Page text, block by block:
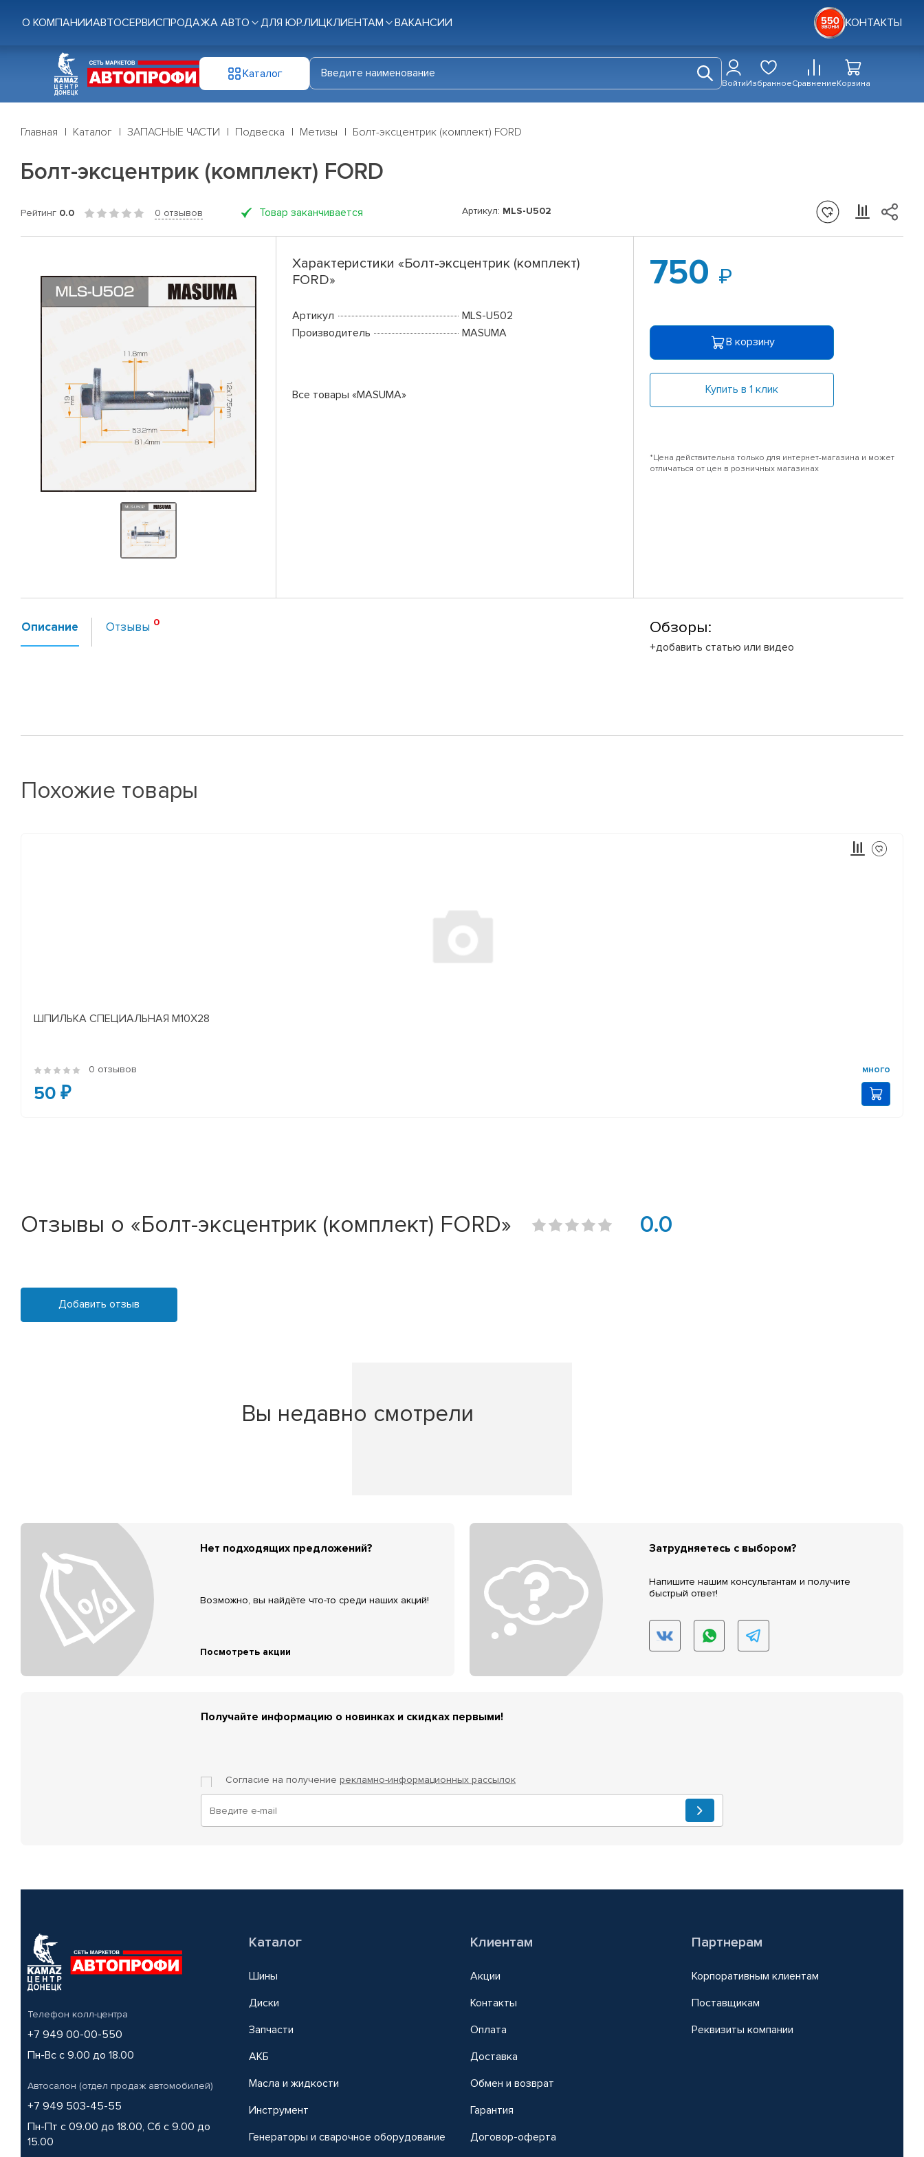
О КОМПАНИИАВТОСЕРВИСПРОДАЖА АВТО ДЛЯ ЮР.ЛИЦКЛИЕНТАМ ВАКАНСИИ КОНТАКТЫ
Каталог
ВойтиИзбранноеСравнениеКорзина
Главная Каталог ЗАПАСНЫЕ ЧАСТИ Подвеска Метизы Болт-эксцентрик (комплект) FORD
Болт-эксцентрик (комплект) FORD
Рейтинг 0.0 0 отзывов Товар заканчивается Артикул: MLS-U502
Характеристики «Болт-эксцентрик (комплект)
FORD»
Артикул
MLS-U502
Производитель
MASUMA
Все товары «MASUMA»
750
В корзину
Купить в 1 клик
*Цена действительна только для интернет-магазина и может
отличаться от цен в розничных магазинах
Описание Отзывы Обзоры:
+добавить статью или видео
Похожие товары
ШПИЛЬКА СПЕЦИАЛЬНАЯ М10Х28
0 отзывов много
50 ₽
Отзывы о «Болт-эксцентрик (комплект) FORD» 0.0
Добавить отзыв
Вы недавно смотрели
Нет подходящих предложений?
Возможно, вы найдёте что-то среди наших акций!
Посмотреть акции
Затрудняетесь с выбором?
Напишите нашим консультантам и получите
быстрый ответ!
Получайте информацию о новинках и скидках первыми!
Согласие на получение рекламно-информационных рассылок
Телефон колл-центра
+7 949 00-00-550
Пн-Вс с 9.00 до 18.00
Автосалон (отдел продаж автомобилей)
+7 949 503-45-55
Пн-Пт с 09.00 до 18.00, Сб с 9.00 до
15.00
Каталог
Шины
Диски
Запчасти
АКБ
Масла и жидкости
Инструмент
Генераторы и сварочное оборудование
Клиентам
Акции
Контакты
Оплата
Доставка
Обмен и возврат
Гарантия
Договор-оферта
Партнерам
Корпоративным клиентам
Поставщикам
Реквизиты компании